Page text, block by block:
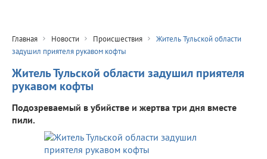
Главная Новости Происшествия
Житель Тульской области
задушил приятеля рукавом кофты
Житель Тульской области задушил приятеля
рукавом кофты
Подозреваемый в убийстве и жертва три дня вместе
пили.